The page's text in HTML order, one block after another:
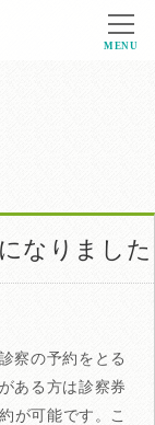
MENU
なりました
察の予約をとる
ある方は診察券
が可能です。こ